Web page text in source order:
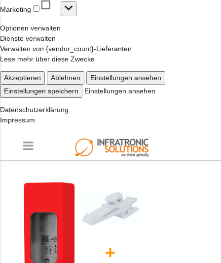
Marketing
Marketing
Optionen verwalten
Dienste verwalten
Verwalten von {vendor_count}-Lieferanten
Lese mehr über diese Zwecke
Akzeptieren Ablehnen
Einstellungen ansehen
Einstellungen speichern
Einstellungen ansehen
Datenschutzerklärung
Impressum
+